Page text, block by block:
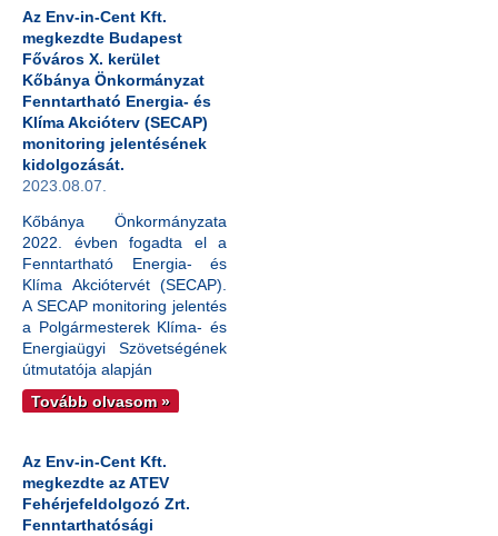
Az Env-in-Cent Kft.
megkezdte Budapest
Főváros X. kerület
Kőbánya Önkormányzat
Fenntartható Energia- és
Klíma Akcióterv (SECAP)
monitoring jelentésének
kidolgozását.
2023.08.07.
Kőbánya Önkormányzata
2022. évben fogadta el a
Fenntartható Energia- és
Klíma Akciótervét (SECAP).
A SECAP monitoring jelentés
a Polgármesterek Klíma- és
Energiaügyi Szövetségének
útmutatója alapján
Tovább olvasom »
Az Env-in-Cent Kft.
megkezdte az ATEV
Fehérjefeldolgozó Zrt.
Fenntarthatósági